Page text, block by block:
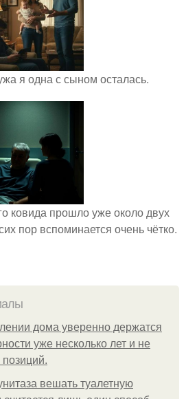
я одна с сыном осталась.
ковида прошло уже около двух
пор вспоминается очень чётко.
дома уверенно держатся
уже несколько лет и не
вешать туалетную